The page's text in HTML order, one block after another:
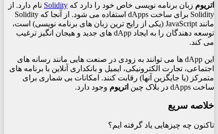
اتریوم زبان برنامه نویسی خاص خود را دارد که Solidity نام دارد. از
Solidity برای ساخت dApps استفاده می شود. از آنجا که Solidity
مانند JavaScript (یکی از رایج ترین زبان های برنامه نویسی) است،
توسعه دهندگان را به ایجاد dApp های جدید و هیجان انگیز ترغیب
می کند.
این dApp ها می توانند به زودی در صنعت هایی مانند رسانه های
اجتماعی، تجارت الکترونیکی، ایمیل و بانکداری آنلاین با برنامه های
متمرکز (یا جایگزین آنها) رقابت کنند. امکانات بی شماری برای
ساخت dApps در بلاک چین
اتریوم وجود دارد.
خلاصه سریع
تاکنون چه چیزهایی یاد گرفته ایم؟